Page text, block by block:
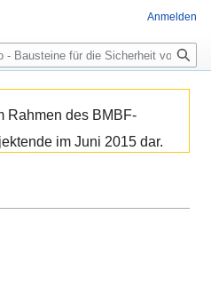
Rahmen des BMBF-
im Juni 2015 dar.
Anmelden